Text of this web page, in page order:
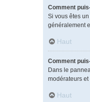
Comment
Si vous êtes
généralement
Haut
Comment
Dans le
modérateurs
Haut